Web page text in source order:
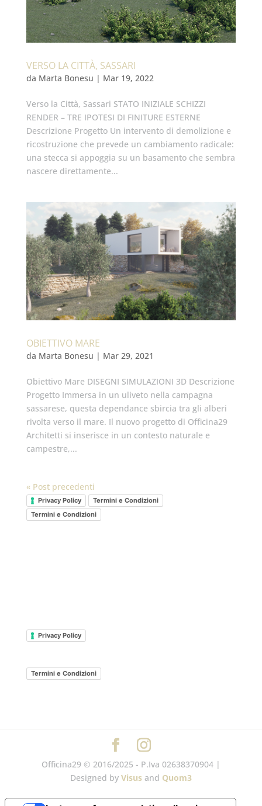
VERSO LA CITTÀ, SASSARI
da Marta Bonesu | Mar 19, 2022
Verso la Città, Sassari STATO INIZIALE SCHIZZI
RENDER – TRE IPOTESI DI FINITURE ESTERNE
Descrizione Progetto Un intervento di demolizione e
ricostruzione che prevede un cambiamento radicale:
una stecca si appoggia su un basamento che sembra
nascere direttamente...
OBIETTIVO MARE
da Marta Bonesu | Mar 29, 2021
Obiettivo Mare DISEGNI SIMULAZIONI 3D Descrizione
Progetto Immersa in un uliveto nella campagna
sassarese, questa dependance sbircia tra gli alberi
rivolta verso il mare. Il nuovo progetto di Officina29
Architetti si inserisce in un contesto naturale e
campestre,...
« Post precedenti
Privacy Policy
Termini e Condizioni
Termini e Condizioni
Privacy Policy
Termini e Condizioni
Officina29 © 2016/2025 - P.Iva 02638370904 |
Designed by Visusand Quom3